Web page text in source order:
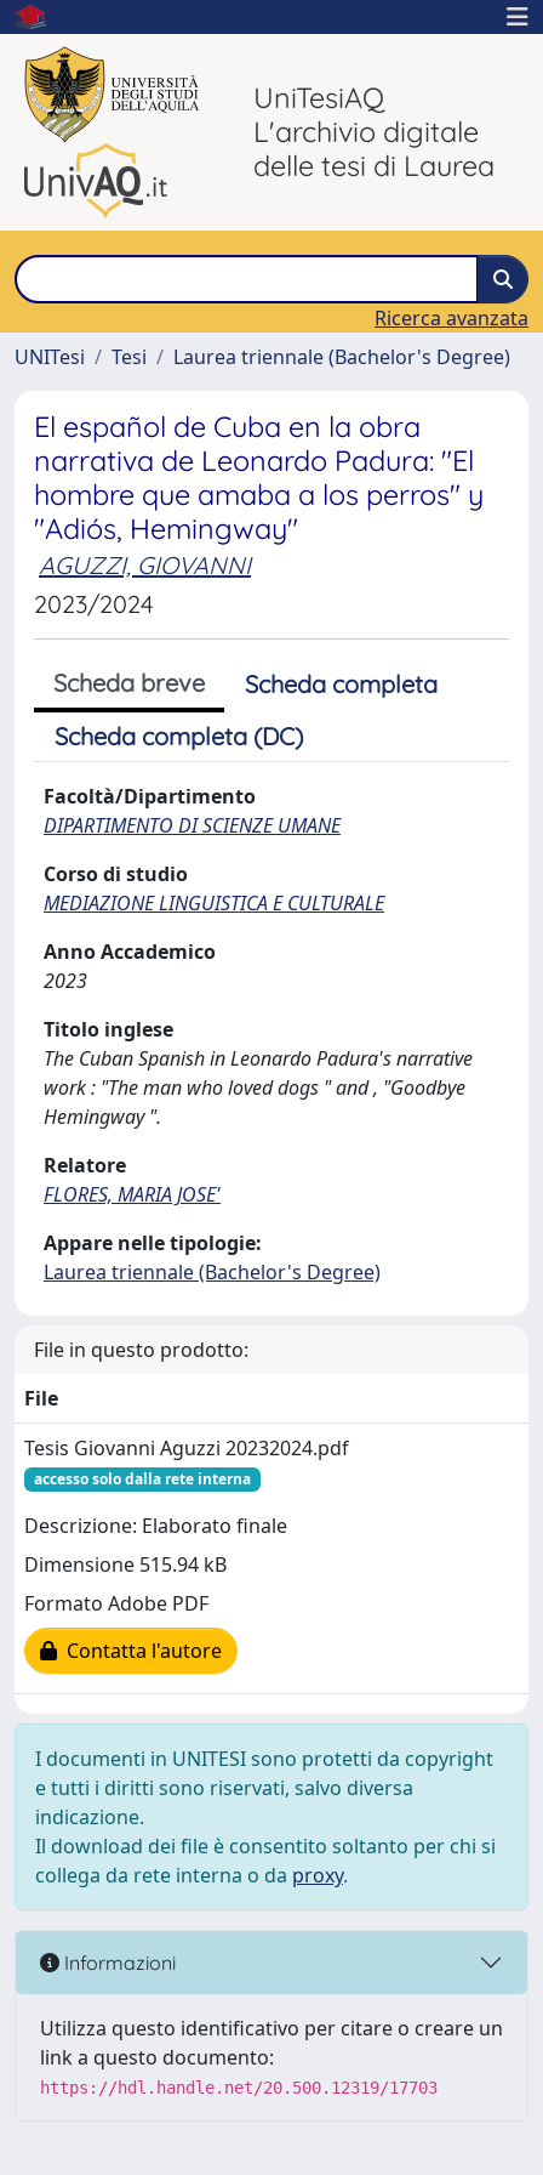
UniTesiAQ
L'archivio digitale
delle tesi di Laurea
Ricerca avanzata
UNITesi
Tesi Laurea triennale (Bachelor's Degree)
El español de Cuba en la obra
narrativa de Leonardo Padura: "El
hombre que amaba a los perros" y
"Adiós, Hemingway"
AGUZZI, GIOVANNI
2023/2024
Scheda breve
Scheda completa
Scheda completa (DC)
Facoltà/Dipartimento
DIPARTIMENTO DI SCIENZE UMANE
Corso di studio
MEDIAZIONE LINGUISTICA E CULTURALE
Anno Accademico
2023
Titolo inglese
The Cuban Spanish in Leonardo Padura's narrative
work : "The man who loved dogs " and , "Goodbye
Hemingway ".
Relatore
FLORES, MARIA JOSE'
Appare nelle tipologie:
Laurea triennale (Bachelor's Degree)
File in questo prodotto:
File
Tesis Giovanni Aguzzi 20232024.pdf
accesso solo dalla rete interna
Descrizione: Elaborato finale
Dimensione 515.94 kB
Formato Adobe PDF
Contatta l'autore
I documenti in UNITESI sono protetti da copyright
e tutti i diritti sono riservati, salvo diversa
indicazione.
Il download dei file è consentito soltanto per chi si
collega da rete interna o da proxy.
Informazioni
Utilizza questo identificativo per citare o creare un
link a questo documento:
https://hdl.handle.net/20.500.12319/17703